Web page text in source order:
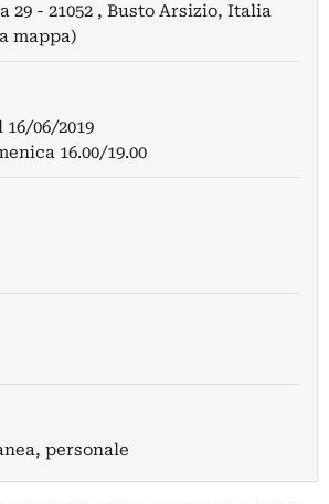
29 - 21052 , Busto Arsizio, Italia
mappa)
16/06/2019
16.00/19.00
personale